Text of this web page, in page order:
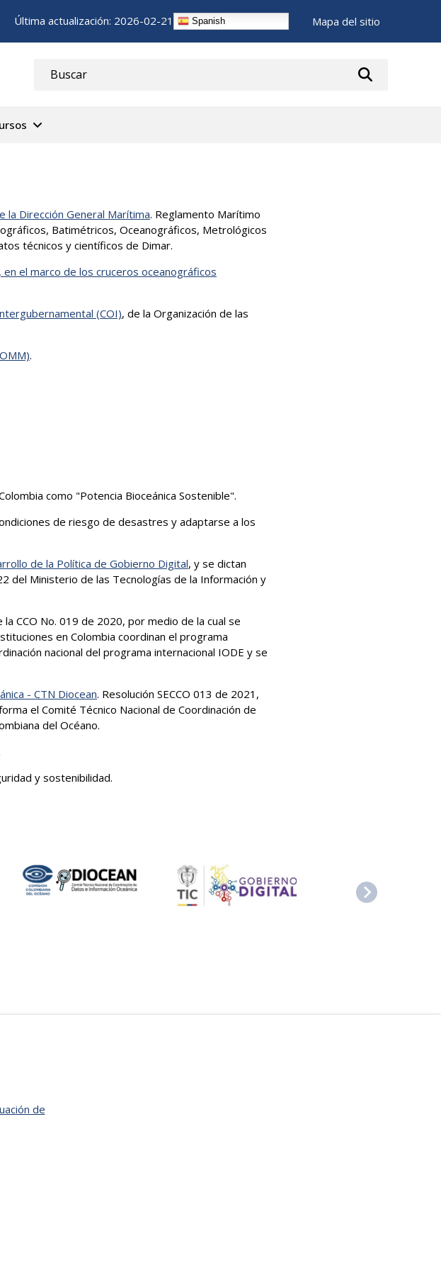
Última actualización: 2026-02-21 Spanish Mapa del sitio
la Dirección General Marítima. Reglamento Marítimo
Batimétricos, Oceanográficos, Metrológicos
técnicos y científicos de Dimar.
el marco de los cruceros oceanográficos
(COI), de la Organización de las
.
como "Potencia Bioceánica Sostenible".
de riesgo de desastres y adaptarse a los
de la Política de Gobierno Digital, y se dictan
del Ministerio de las Tecnologías de la Información y
la CCO No. 019 de 2020, por medio de la cual se
en Colombia coordinan el programa
nacional del programa internacional IODE y se
- CTN Diocean. Resolución SECCO 013 de 2021,
el Comité Técnico Nacional de Coordinación de
del Océano.
y sostenibilidad.
de